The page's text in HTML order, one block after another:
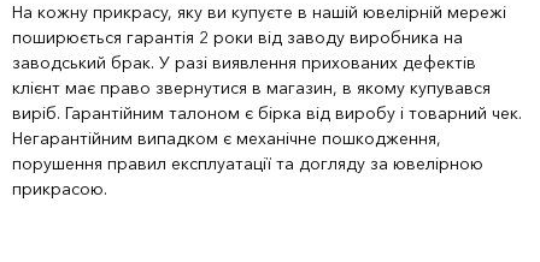
На кожну прикрасу, яку ви купуєте в нашій ювелірній мережі
поширюється гарантія 2 роки від заводу виробника на
заводський брак. У разі виявлення прихованих дефектів
клієнт має право звернутися в магазин, в якому купувався
виріб. Гарантійним талоном є бірка від виробу і товарний чек.
Негарантійним випадком є механічне пошкодження,
порушення правил експлуатації та догляду за ювелірною
прикрасою.